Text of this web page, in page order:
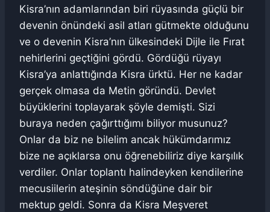
Kisra’nın adamlarından biri rüyasında güçlü bir
devenin önündeki asil atları gütmekte olduğunu
ve o devenin Kisra’nın ülkesindeki Dijle ile Fırat
nehirlerini geçtiğini gördü. Gördüğü rüyayı
Kisra’ya anlattığında Kisra ürktü. Her ne kadar
gerçek olmasa da Metin göründü. Devlet
büyüklerini toplayarak şöyle demişti. Sizi
buraya neden çağırttığımı biliyor musunuz?
Onlar da biz ne bilelim ancak hükümdarımız
bize ne açıklarsa onu öğrenebiliriz diye karşılık
verdiler. Onlar toplantı halindeyken kendilerine
mecusiilerin ateşinin söndüğüne dair bir
mektup geldi. Sonra da Kisra Meşveret